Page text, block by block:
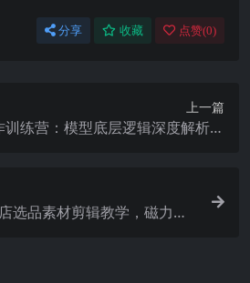
分享 收藏 点赞(0)
上一篇
练营：模型底层逻辑深度解析，
选品素材剪辑教学，磁力金